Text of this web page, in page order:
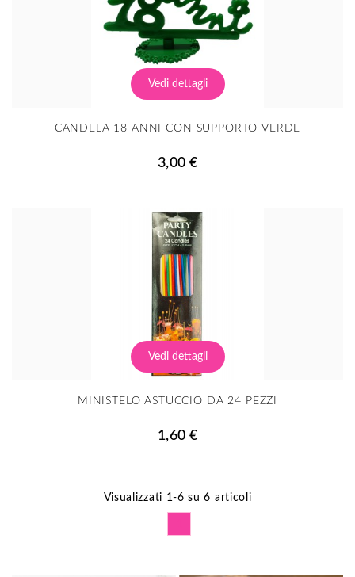
Vedi dettagli
CANDELA 18 ANNI CON SUPPORTO VERDE
3,00 €
Vedi dettagli
MINISTELO ASTUCCIO DA 24 PEZZI
1,60 €
Visualizzati 1-6 su 6 articoli